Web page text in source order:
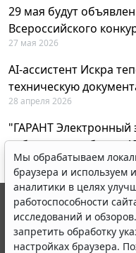
29 мая будут
Всероссийского
27 мая 2026
AI-ассистент Искра
техническую
28 апреля 2026
"ГАРАНТ
вебинар по работе с
23 апреля 2026
Мы обрабатываем
браузера и используем
аналитики в целях
работоспособности
исследований и
запретить обработку
настройках браузера.
© ООО "НПП "ГАРАНТ-
выпускается с 1990
являются участниками